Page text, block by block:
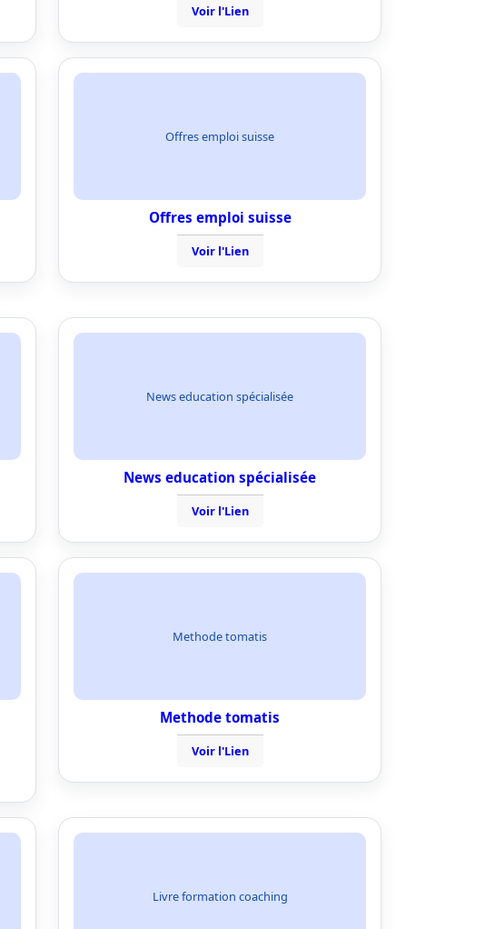
Voir l'Lien
Offres emploi suisse
Offres emploi suisse
Voir l'Lien
News education spécialisée
News education spécialisée
Voir l'Lien
Methode tomatis
Methode tomatis
Voir l'Lien
Livre formation coaching